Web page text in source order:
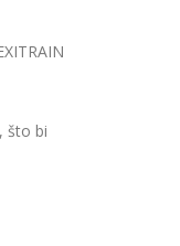
što bi